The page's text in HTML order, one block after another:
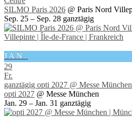
SILMO Paris 2026 @ Paris Nord
Sep. 25 – Sep. 28 ganztägig
JAN.
29
Fr.
ganztägig opti 2027 @ Messe München
opti 2027 @ Messe München
Jan. 29 – Jan. 31 ganztägig